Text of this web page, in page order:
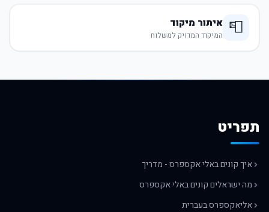
📮 איתור מיקוד
המיקוד המדויק למשלוח
תפריט
איך קונים באלי אקספרס - מדריך
מה ישראלים קונים באלי אקספרס
אליאקספרס בעברית